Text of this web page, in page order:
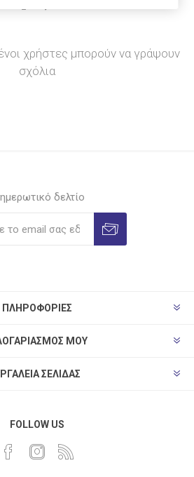
χρήστες μπορούν να γράψουν
σχόλια
δελτίο
ΠΛΗΡΟΦΟΡΊΕΣ
ΜΟΥ
ΣΕΛΊΔΑΣ
FOLLOW US